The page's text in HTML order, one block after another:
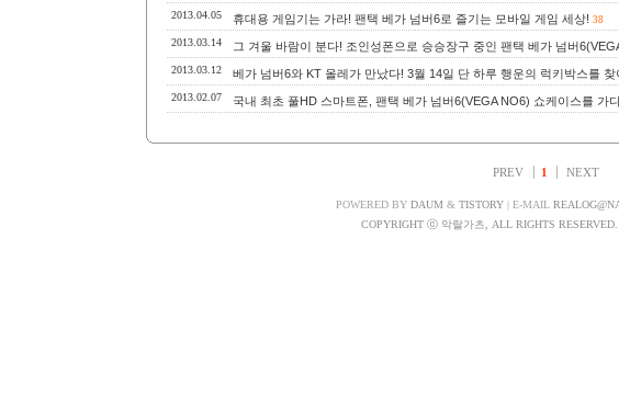
2013.04.05 휴대용 게임기는 가라! 팬택 베가 넘버6로 즐기는 모바일 게임 세상! 38
2013.03.14 그 겨울 바람이 분다! 조인성폰으로 승승장구 중인 팬택 베가 넘버
2013.03.12 베가 넘버6와 KT 올레가 만났다! 3월 14일 단 하루 행운의 럭키박스를 찾
2013.02.07 국내 최초 풀HD 스마트폰, 팬택 베가 넘버6(VEGA NO6) 쇼케이스를 가
PREV 1 NEXT
POWERED BY DAUM & TISTORY | E-MAIL
COPYRIGHT ⓒ 악랄가츠, ALL RIGHTS RESERVED.